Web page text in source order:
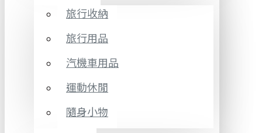
旅行收納
旅行用品
汽機車用品
運動休閒
隨身小物